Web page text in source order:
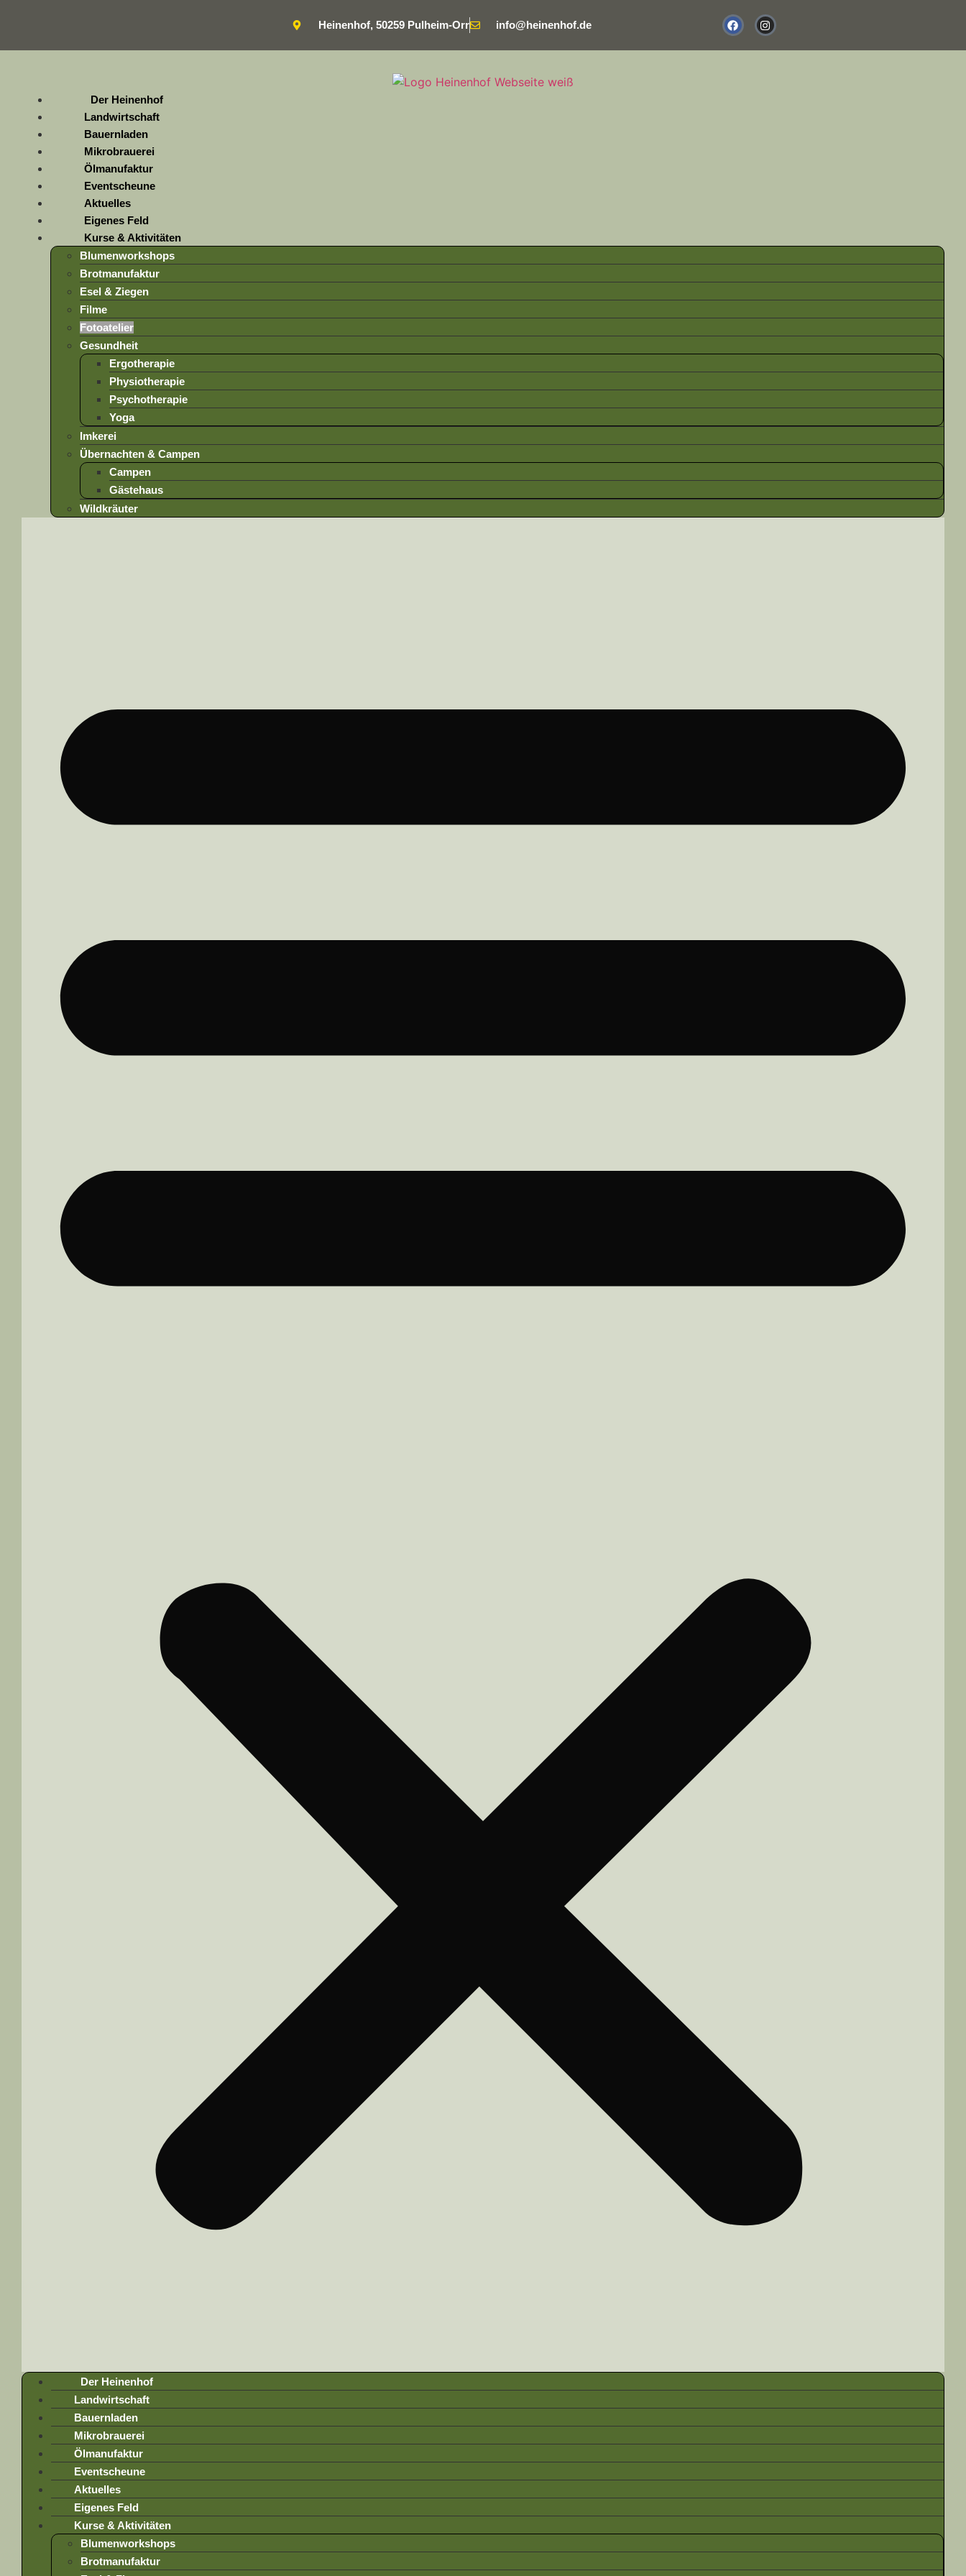
Heinenhof, 50259 Pulheim-Orr info@heinenhof.de
Der Heinenhof
Landwirtschaft
Bauernladen
Mikrobrauerei
Ölmanufaktur
Eventscheune
Aktuelles
Eigenes Feld
Kurse & Aktivitäten
Blumenworkshops
Brotmanufaktur
Esel & Ziegen
Filme
Fotoatelier
Gesundheit
Ergotherapie
Physiotherapie
Psychotherapie
Yoga
Imkerei
Übernachten & Campen
Campen
Gästehaus
Wildkräuter
Der Heinenhof
Landwirtschaft
Bauernladen
Mikrobrauerei
Ölmanufaktur
Eventscheune
Aktuelles
Eigenes Feld
Kurse & Aktivitäten
Blumenworkshops
Brotmanufaktur